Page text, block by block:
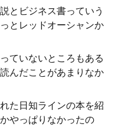
とビジネス書っていう
とレッドオーシャンか
ていないところもある
んだことがあまりなか
た日知ラインの本を紹
やっぱりなかったの